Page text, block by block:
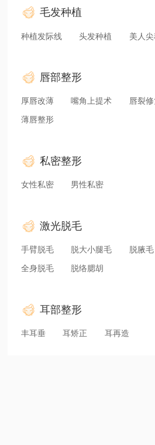
毛发种植
种植发际线 头发种植 美人
唇部整形
厚唇改薄 嘴角上提术 唇裂修
薄唇整形
私密整形
女性私密 男性私密
激光脱毛
手臂脱毛 脱大小腿毛 脱腋毛
全身脱毛
脱络腮胡
耳部整形
丰耳垂 耳矫正 耳再造